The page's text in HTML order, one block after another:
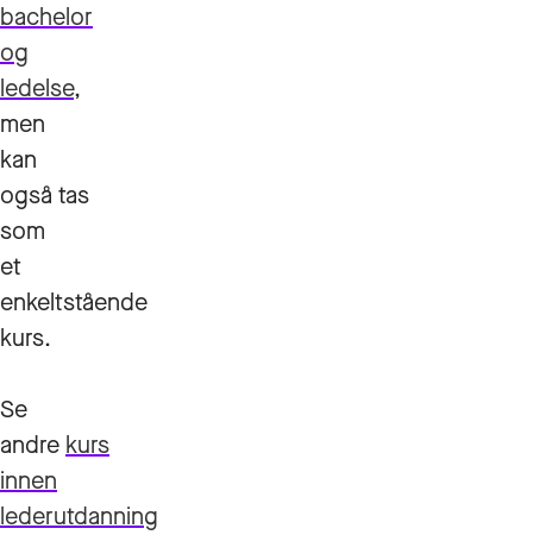
bachelor
og
ledelse,
men
kan
også tas
som
et
enkeltstående
kurs.
Se
andre kurs
innen
lederutdanning